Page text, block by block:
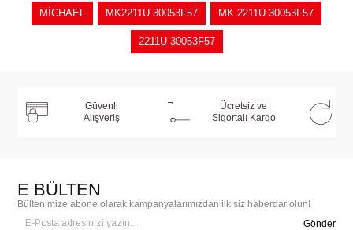
MİCHAEL MK2211U 30053F57 MK 2211U 30053F57
2211U 30053F57
Güvenli
Alışveriş
Ücretsiz ve
Sigortalı Kargo
E BÜLTEN
Bültenimize abone olarak kampanyalarımızdan ilk siz haberdar olun!
Gönder